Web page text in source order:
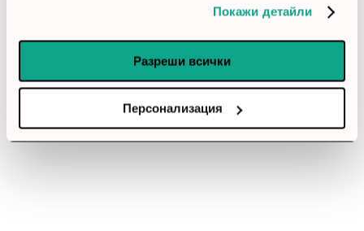
Покажи детайли
Разреши всички
Персонализация